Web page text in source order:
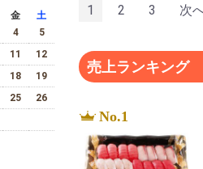
金
土
4
5
11
12
18
19
25
26
1 2 3 次
売上ランキング
No.1